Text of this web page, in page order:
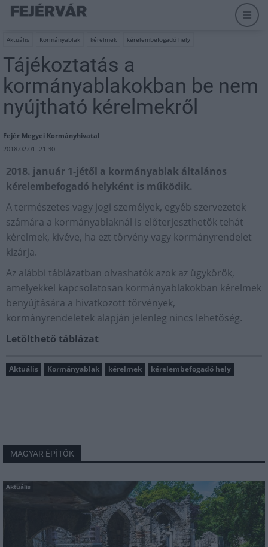
Aktuális Kormányablak kérelmek kérelembefogadó hely
Tájékoztatás a
kormányablakokban be nem
nyújtható kérelmekről
Fejér Megyei Kormányhivatal
2018.02.01. 21:30
2018. január 1-jétől a kormányablak általános
kérelembefogadó helyként is működik.
A természetes vagy jogi személyek, egyéb szervezetek
számára a kormányablaknál is előterjeszthetők tehát
kérelmek, kivéve, ha ezt törvény vagy kormányrendelet
kizárja.
Az alábbi táblázatban olvashatók azok az ügykörök,
amelyekkel kapcsolatosan kormányablakokban kérelmek
benyújtására a hivatkozott törvények,
kormányrendeletek alapján jelenleg nincs lehetőség.
Letölthető táblázat
Aktuális Kormányablak kérelmek kérelembefogadó hely
MAGYAR ÉPÍTŐK
Aktuális